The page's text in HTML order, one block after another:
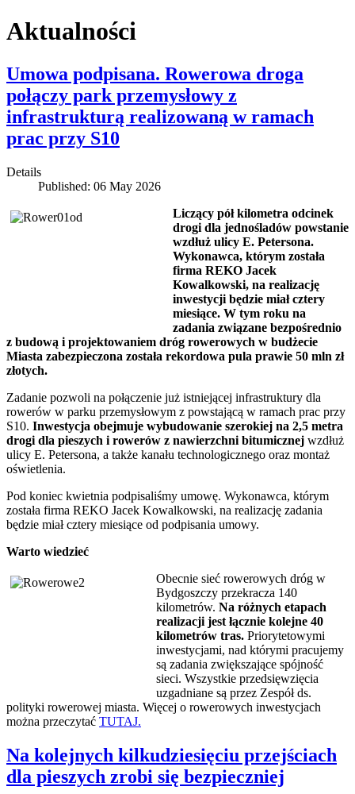
Aktualności
Umowa podpisana. Rowerowa droga
połączy park przemysłowy z
infrastrukturą realizowaną w ramach
prac przy S10
Details
Published: 06 May 2026
Liczący pół kilometra odcinek
drogi dla jednośladów powstanie
wzdłuż ulicy E. Petersona.
Wykonawca, którym została
firma REKO Jacek
Kowalkowski, na realizację
inwestycji będzie miał cztery
miesiące. W tym roku na
zadania związane bezpośrednio
z budową i projektowaniem dróg rowerowych w budżecie
Miasta zabezpieczona została rekordowa pula prawie 50 mln zł
złotych.
Zadanie pozwoli na połączenie już istniejącej infrastruktury dla
rowerów w parku przemysłowym z powstającą w ramach prac przy
S10. Inwestycja obejmuje wybudowanie szerokiej na 2,5 metra
drogi dla pieszych i rowerów z nawierzchni bitumicznej wzdłuż
ulicy E. Petersona, a także kanału technologicznego oraz montaż
oświetlenia.
Pod koniec kwietnia podpisaliśmy umowę. Wykonawca, którym
została firma REKO Jacek Kowalkowski, na realizację zadania
będzie miał cztery miesiące od podpisania umowy.
Warto wiedzieć
Obecnie sieć rowerowych dróg w
Bydgoszczy przekracza 140
kilometrów. Na różnych etapach
realizacji jest łącznie kolejne 40
kilometrów tras. Priorytetowymi
inwestycjami, nad którymi pracujemy
są zadania zwiększające spójność
sieci. Wszystkie przedsięwzięcia
uzgadniane są przez Zespół ds.
polityki rowerowej miasta. Więcej o rowerowych inwestycjach
można przeczytać TUTAJ.
Na kolejnych kilkudziesięciu przejściach
dla pieszych zrobi się bezpieczniej